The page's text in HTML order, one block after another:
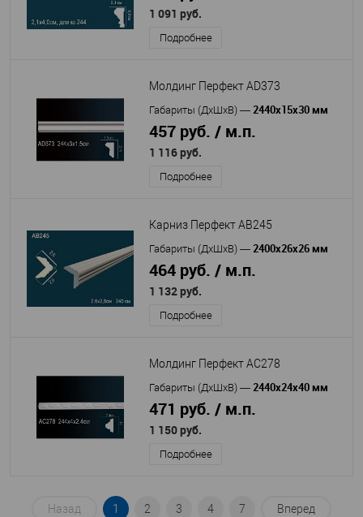
1 091 руб.
Подробнее
Молдинг Перфект AD373
Габариты (ДхШхВ) — 2440х15х30 мм
457 руб. / м.п.
1 116 руб.
Подробнее
Карниз Перфект AB245
Габариты (ДхШхВ) — 2400х26х26 мм
464 руб. / м.п.
1 132 руб.
Подробнее
Молдинг Перфект AC278
Габариты (ДхШхВ) — 2440х24х40 мм
471 руб. / м.п.
1 150 руб.
Подробнее
Назад 1 2 3 4 7 Вперед